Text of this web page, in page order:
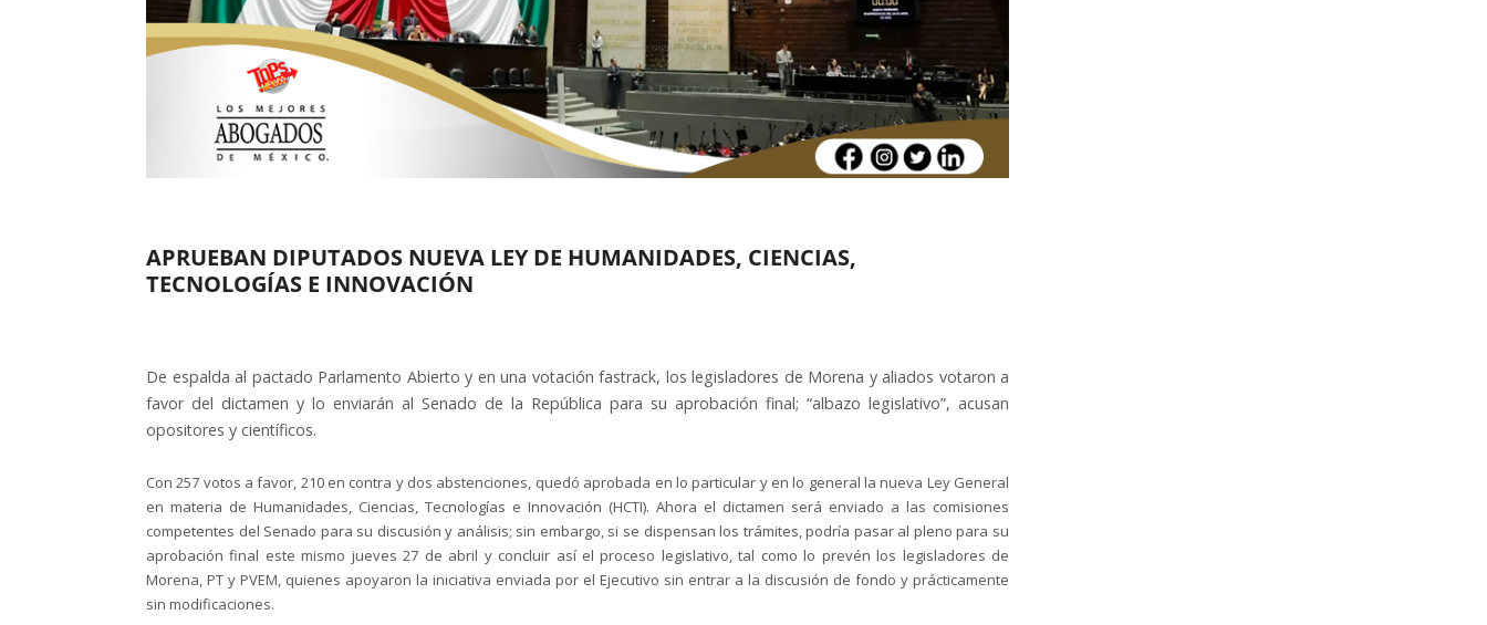
APRUEBAN DIPUTADOS NUEVA LEY DE HUMANIDADES, CIENCIAS,
TECNOLOGÍAS E INNOVACIÓN
De espalda al pactado Parlamento Abierto y en una votación fastrack, los legisladores de Morena y aliados votaron a
favor del dictamen y lo enviarán al Senado de la República para su aprobación final; “albazo legislativo”, acusan
opositores y científicos.
Con 257 votos a favor, 210 en contra y dos abstenciones, quedó aprobada en lo particular y en lo general la nueva Ley General
en materia de Humanidades, Ciencias, Tecnologías e Innovación (HCTI). Ahora el dictamen será enviado a las comisiones
competentes del Senado para su discusión y análisis; sin embargo, si se dispensan los trámites, podría pasar al pleno para su
aprobación final este mismo jueves 27 de abril y concluir así el proceso legislativo, tal como lo prevén los legisladores de
Morena, PT y PVEM, quienes apoyaron la iniciativa enviada por el Ejecutivo sin entrar a la discusión de fondo y prácticamente
sin modificaciones.